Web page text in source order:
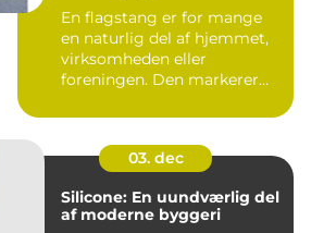
En flagstang er for mange
en naturlig del af hjemmet,
virksomheden eller
foreningen. Den markerer
03. dec
Silicone: En uundværlig del
af moderne byggeri